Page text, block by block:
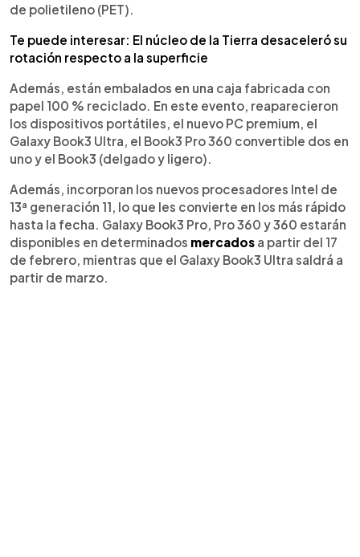
de polietileno (PET).
Te puede interesar: El núcleo de la Tierra desaceleró su
rotación respecto a la superficie
Además, están embalados en una caja fabricada con
papel 100 % reciclado. En este evento, reaparecieron
los dispositivos portátiles, el nuevo PC premium, el
Galaxy Book3 Ultra, el Book3 Pro 360 convertible dos en
uno y el Book3 (delgado y ligero).
Además, incorporan los nuevos procesadores Intel de
13ª generación 11, lo que les convierte en los más rápido
hasta la fecha. Galaxy Book3 Pro, Pro 360 y 360 estarán
disponibles en determinados mercados a partir del 17
de febrero, mientras que el Galaxy Book3 Ultra saldrá a
partir de marzo.